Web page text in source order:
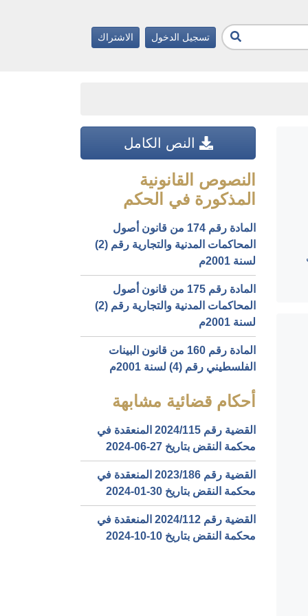
تسجيل الدخول الاشتراك
النص الكامل
النصوص القانونية
المذكورة في الحكم
المادة رقم 174 من قانون أصول
المحاكمات المدنية والتجارية رقم (2)
لسنة 2001م
المادة رقم 175 من قانون أصول
المحاكمات المدنية والتجارية رقم (2)
لسنة 2001م
المادة رقم 160 من قانون البينات
الفلسطيني رقم (4) لسنة 2001م
أحكام قضائية مشابهة
القضية رقم ‎115‏/‎2024‏ المنعقدة في
محكمة النقض بتاريخ ‎2024-06-27‏
القضية رقم ‎186‏/‎2023‏ المنعقدة في
محكمة النقض بتاريخ ‎2024-01-30‏
القضية رقم ‎112‏/‎2024‏ المنعقدة في
محكمة النقض بتاريخ ‎2024-10-10‏